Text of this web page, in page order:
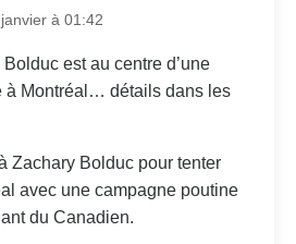
à 01:42
est au centre d’une
à Montréal… détails dans les
Zachary Bolduc pour tenter
avec une campagne poutine
du Canadien.